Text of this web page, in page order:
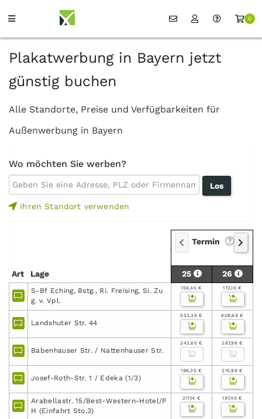
0
Plakatwerbung in Bayern jetzt
günstig buchen
Alle Standorte, Preise und Verfügbarkeiten für
Außenwerbung in Bayern
Wo möchten Sie werben?
Ihren Standort verwenden
Art Lage
Termin
25 26
S-Bf Eching, Bstg., Ri. Freising, Si. Zu
g. v. Vpl.
156,45 € 172,10 €
Landshuter Str. 44
553,35 € 608,69 €
Babenhauser Str. / Nattenhauser Str.
243,60 € 267,96 €
Josef-Roth-Str. 1 / Edeka (1/3)
196,35 € 215,99 €
Arabellastr. 15/Best-Western-Hotel/P
H (Einfahrt Sto.3)
217,14 € 197,40 €